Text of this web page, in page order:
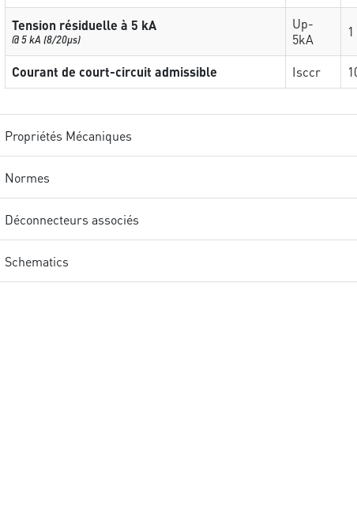
Tension résiduelle à 5 kA
@ 5 kA (8/20µs)
Up-
5kA
Courant de court-circuit admissible Isccr
Propriétés Mécaniques
Normes
Déconnecteurs associés
Schematics